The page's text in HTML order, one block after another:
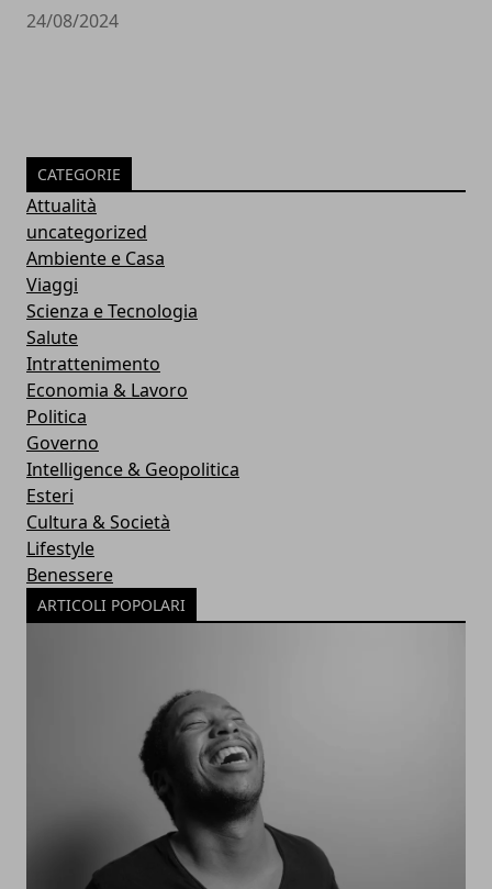
24/08/2024
CATEGORIE
Attualità
uncategorized
Ambiente e Casa
Viaggi
Scienza e Tecnologia
Salute
Intrattenimento
Economia & Lavoro
Politica
Governo
Intelligence & Geopolitica
Esteri
Cultura & Società
Lifestyle
Benessere
ARTICOLI POPOLARI